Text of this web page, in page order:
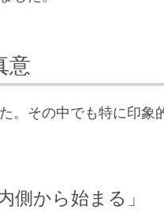
意
。その中でも特に印
側から始まる」